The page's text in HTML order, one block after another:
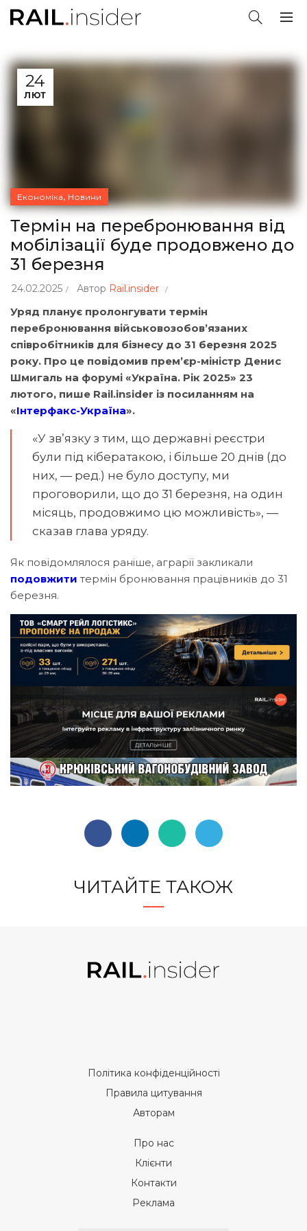
24
ЛЮТ
Економіка, Новини
Термін на перебронювання від
мобілізації буде продовжено до
31 березня
24.02.2025 Автор Rail.insider
Уряд планує пролонгувати термін
перебронювання військовозобов’язаних
співробітників для бізнесу до 31 березня 2025
року. Про це повідомив прем’єр-міністр Денис
Шмигаль на форумі «Україна. Рік 2025» 23
лютого, пише Rail.insider із посиланням на
«Інтерфакс-Україна».
«У зв’язку з тим, що державні реєстри
були під кібератакою, і більше 20 днів (до
них, — ред.) не було доступу, ми
проговорили, що до 31 березня, на один
місяць, продовжимо цю можливість», —
сказав глава уряду.
Як повідомлялося раніше, аграрії закликали
подовжити термін бронювання працівників до 31
березня.
ЧИТАЙТЕ ТАКОЖ
Політика конфіденційності
Правила цитування
Авторам
Про нас
Клієнти
Контакти
Реклама